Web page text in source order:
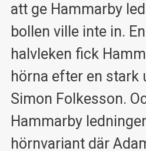
att ge Hammarby
bollen ville inte in.
halvleken fick
hörna efter en stark
Simon Folkesson.
Hammarby
hörnvariant där